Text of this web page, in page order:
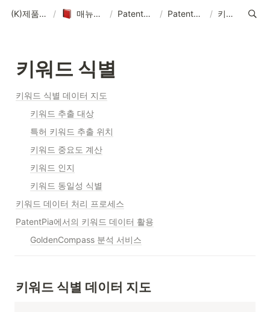
(K)제품 매뉴얼-솔루션-데이터-콘텐츠 / 매뉴얼-데이터-콘텐츠 제작 기획 / PatentPia 매뉴얼 홈 : 제품 기능, 활용 및 데이터 / PatentPia 데이터/DB/AI 소개 / 키워드 식별
키워드 식별
키워드 식별 데이터 지도
키워드 추출 대상
특허 키워드 추출 위치
키워드 중요도 계산
키워드 인지
키워드 동일성 식별
키워드 데이터 처리 프로세스
PatentPia에서의 키워드 데이터 활용
GoldenCompass 분석 서비스
키워드 식별 데이터 지도